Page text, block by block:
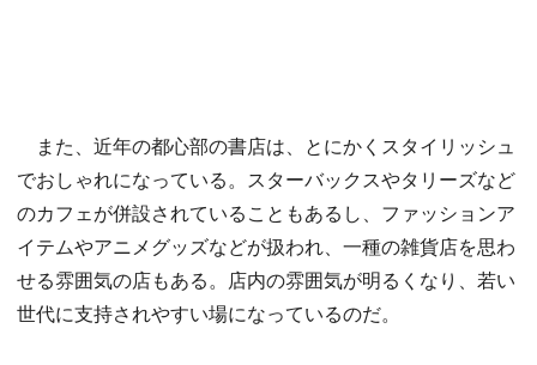
また、近年の都心部の書店は、とにかくスタイリッシュ
でおしゃれになっている。スターバックスやタリーズなど
のカフェが併設されていることもあるし、ファッションア
イテムやアニメグッズなどが扱われ、一種の雑貨店を思わ
せる雰囲気の店もある。店内の雰囲気が明るくなり、若い
世代に支持されやすい場になっているのだ。